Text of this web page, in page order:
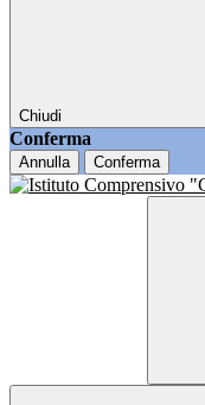
Chiudi
Conferma
Annulla Conferma